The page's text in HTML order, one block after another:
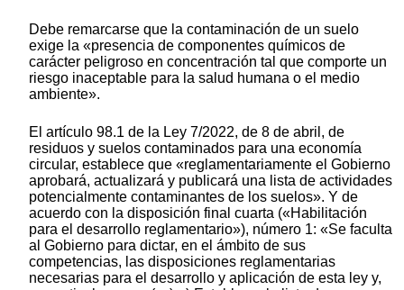
Debe remarcarse que la contaminación de un suelo
exige la «presencia de componentes químicos de
carácter peligroso en concentración tal que comporte un
riesgo inaceptable para la salud humana o el medio
ambiente».
El artículo 98.1 de la Ley 7/2022, de 8 de abril, de
residuos y suelos contaminados para una economía
circular, establece que «reglamentariamente el Gobierno
aprobará, actualizará y publicará una lista de actividades
potencialmente contaminantes de los suelos». Y de
acuerdo con la disposición final cuarta («Habilitación
para el desarrollo reglamentario»), número 1: «Se faculta
al Gobierno para dictar, en el ámbito de sus
competencias, las disposiciones reglamentarias
necesarias para el desarrollo y aplicación de esta ley y,